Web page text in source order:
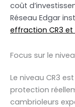
coût
Réseau Edgar
effraction CR3 et
Focus sur le
Le niveau CR3
protection
cambrioleurs